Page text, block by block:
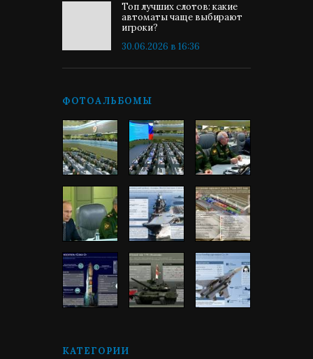
Топ лучших слотов: какие
автоматы чаще выбирают
игроки?
30.06.2026 в 16:36
ФОТОАЛЬБОМЫ
КАТЕГОРИИ